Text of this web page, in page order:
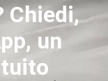
Chiedi,
un